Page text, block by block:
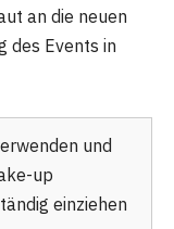
an die neuen
des Events in
und
up
einziehen